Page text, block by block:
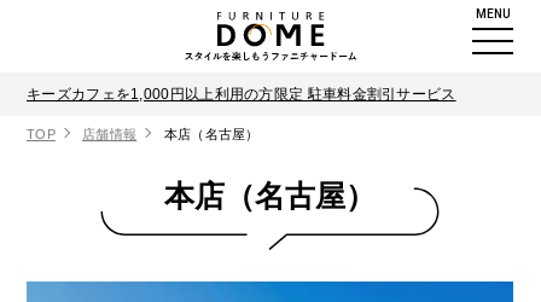
MENU
キーズカフェを1,000円以上利用の方限定 駐車料金割引サービス
TOP 店舗情報 本店（名古屋）
本店（名古屋）